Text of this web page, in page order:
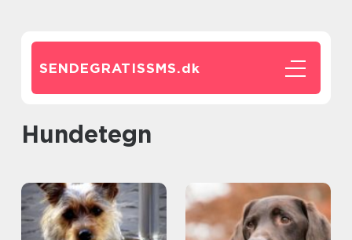
SENDEGRATISSMS.dk
hundetegn